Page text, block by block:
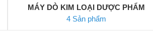
MÁY DÒ KIM LOẠI DƯỢC PHẨM
4 Sản phẩm